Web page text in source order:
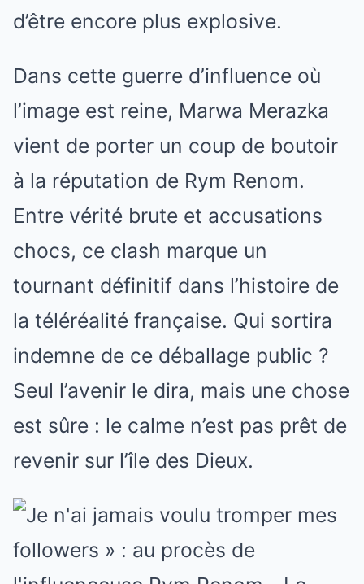
d’être encore plus explosive.
Dans cette guerre d’influence où
l’image est reine, Marwa Merazka
vient de porter un coup de boutoir
à la réputation de Rym Renom.
Entre vérité brute et accusations
chocs, ce clash marque un
tournant définitif dans l’histoire de
la téléréalité française. Qui sortira
indemne de ce déballage public ?
Seul l’avenir le dira, mais une chose
est sûre : le calme n’est pas prêt de
revenir sur l’île des Dieux.